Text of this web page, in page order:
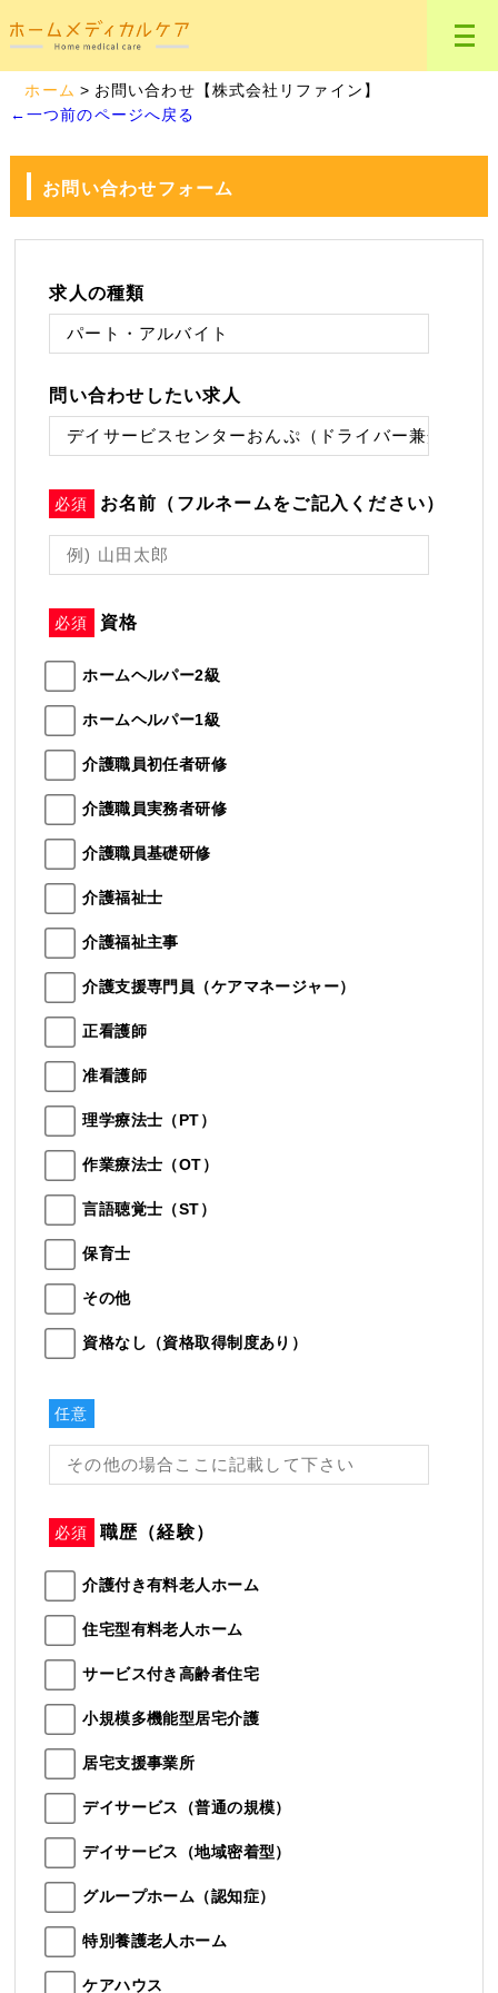
ホーム
お問い合わせ【株式会社リファイン】
←一つ前のページへ戻る
お問い合わせフォーム
求人の種類
問い合わせしたい求人
必須 お名前（フルネームをご記入ください）
必須 資格
ホームヘルパー2級
ホームヘルパー1級
介護職員初任者研修
介護職員実務者研修
介護職員基礎研修
介護福祉士
介護福祉主事
介護支援専門員（ケアマネージャー）
正看護師
准看護師
理学療法士（PT）
作業療法士（OT）
言語聴覚士（ST）
保育士
その他
資格なし（資格取得制度あり）
任意
必須 職歴（経験）
介護付き有料老人ホーム
住宅型有料老人ホーム
サービス付き高齢者住宅
小規模多機能型居宅介護
居宅支援事業所
デイサービス（普通の規模）
デイサービス（地域密着型）
グループホーム（認知症）
特別養護老人ホーム
ケアハウス